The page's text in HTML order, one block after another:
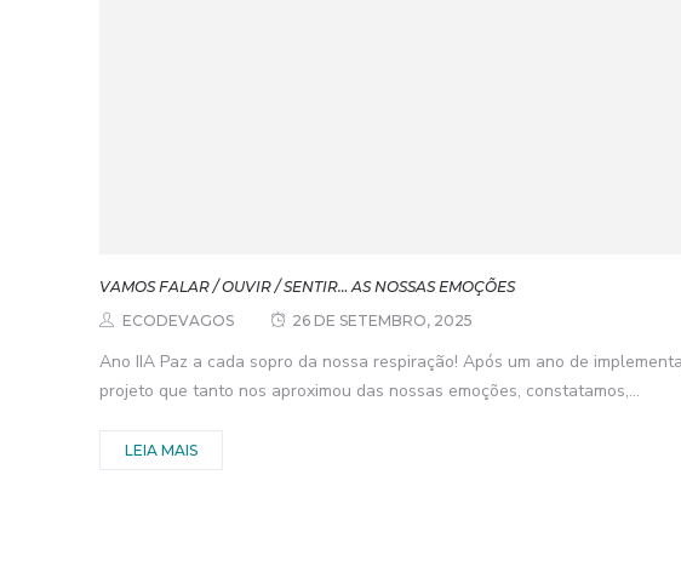
VAMOS FALAR / OUVIR / SENTIR… AS NOSSAS EMOÇÕES
ECODEVAGOS
26 DE SETEMBRO, 2025
Ano IIA Paz a cada sopro da nossa respiração! Após um ano de
projeto que tanto nos aproximou das nossas emoções, constatamos,...
LEIA MAIS